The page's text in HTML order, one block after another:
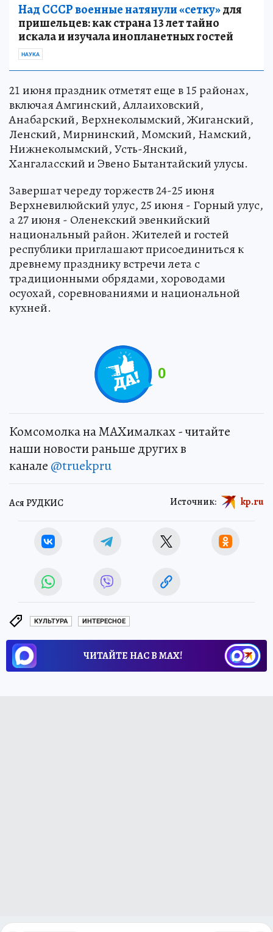
Над СССР военные натянули «сетку»для
пришельцев: как страна 13 лет тайно
искала и изучала инопланетных гостей
НАУКА
21 июня праздник отметят еще в 15 районах,
включая Амгинский, Аллаиховский,
Анабарский, Верхнеколымский, Жиганский,
Ленский, Мирнинский, Момский, Намский,
Нижнеколымский, Усть-Янский,
Хангаласский и Эвено Бытантайский улусы.
Завершат череду торжеств 24-25 июня
Верхневилюйский улус, 25 июня - Горный улус,
а 27 июня - Оленекский эвенкийский
национальный район. Жителей и гостей
республики приглашают присоединиться к
древнему празднику встречи лета с
традиционными обрядами, хороводами
осуохай, соревнованиями и национальной
кухней.
0
Комсомолка на MAXималках - читайте
наши новости раньше других в
канале @truekpru
Ася РУДКИС Источник: kp.ru
КУЛЬТУРА ИНТЕРЕСНОЕ
ЧИТАЙТЕ НАС В МАХ!